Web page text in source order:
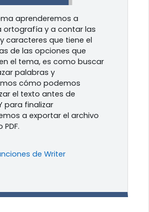
aprenderemos a
ortografía y a contar las
caracteres que tiene el
de las opciones que
el tema, es como buscar
palabras y
cómo podemos
el texto antes de
para finalizar
a exportar el archivo
de WriterLibro